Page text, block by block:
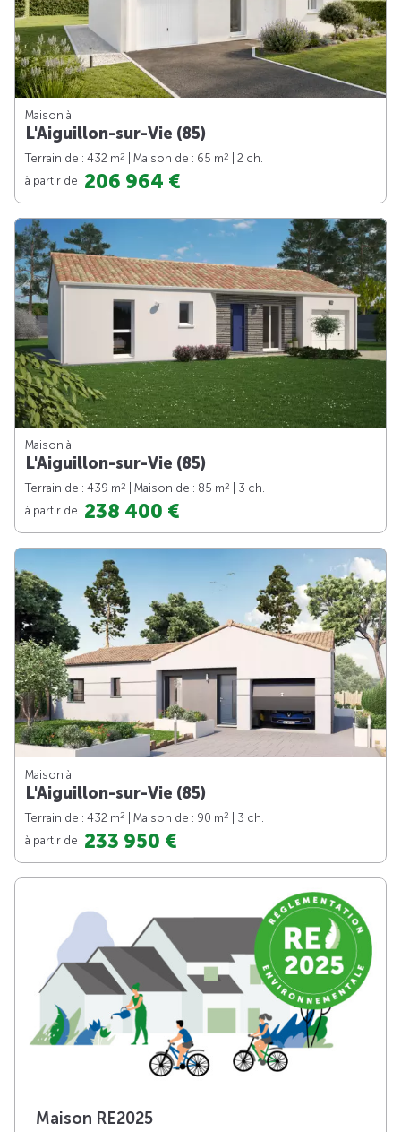
Maison à
L'Aiguillon-sur-Vie (85)
Terrain de : 432 m2 | Maison de : 65 m2
| 2 ch.
à partir de 206 964 €
Maison à
L'Aiguillon-sur-Vie (85)
Terrain de : 439 m2 | Maison de : 85 m2
| 3 ch.
à partir de 238 400 €
Maison à
L'Aiguillon-sur-Vie (85)
Terrain de : 432 m2 | Maison de : 90 m2
| 3 ch.
à partir de 233 950 €
Maison RE2025